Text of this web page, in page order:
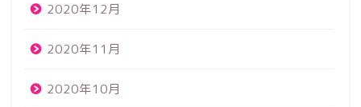
2020年12月
2020年11月
2020年10月